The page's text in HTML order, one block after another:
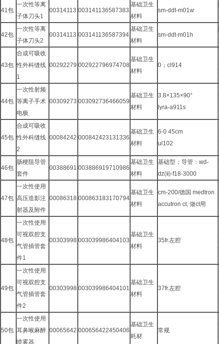
41包
一次性等离
子体刀头1
00314113 003141136587383
基础卫生
材料
sm-ddt-m01w
42包
一次性等离
子体刀头2
00314113 003141136587394
基础卫生
材料
sm-ddt-m01h
43包
合成可吸收
性外科缝线
1
00292279 002922796974708
基础卫生
材料
0；cl914
44包
一次性射频
等离子手术
电极
00309273 003092736466059
基础卫生
材料
3.8×135×90°
lyra-a911s
45包
合成可吸收
性外科缝线
2
00084242 000842423131336
基础卫生
材料
6-0 45cm
ul102
46包
肠梗阻导管
套件
00388691 003886919710986
基础卫生
材料
基础型；导管：wd-
dz(ⅱ)-f18-3000
47包
一次性使用
高压造影注
射器及附件
00086318 000863183170794
基础卫生
材料
cm-200/德国 medtron
accutron ct, 做ct用
48包
一次性使用
可视双腔支
气管插管套
件1
00303998 003039986404103
基础卫生
材料
35fr.左腔
49包
一次性使用
可视双腔支
气管插管套
件2
00303998 003039986404101
基础卫生
材料
37fr.左腔
50包
一次性使用
耳鼻喉麻醉
喷雾器
00065642 000656422450406
基础卫生
耗材
常规